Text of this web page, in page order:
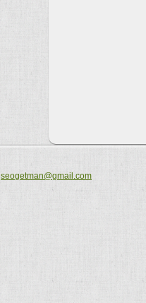
seogetman@gmail.com